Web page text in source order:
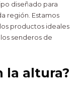
diseñado para
región. Estamos
productos ideales
senderos de
la altura?